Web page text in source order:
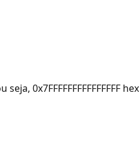
0x7FFFFFFFFFFFFFFF